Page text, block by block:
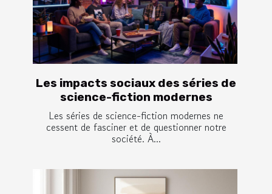
Les impacts sociaux des séries de
science-fiction modernes
Les séries de science-fiction modernes ne
cessent de fasciner et de questionner notre
société. À...